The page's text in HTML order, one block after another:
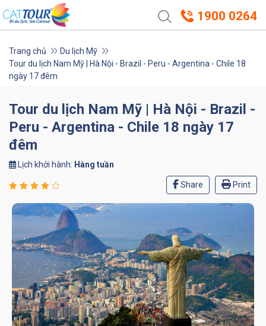
1900 0264
Trang chủ
Du lịch Mỹ
Tour du lịch Nam Mỹ | Hà Nội - Brazil - Peru - Argentina - Chile 18
ngày 17 đêm
Tour du lịch Nam Mỹ | Hà Nội - Brazil -
Peru - Argentina - Chile 18 ngày 17
đêm
Lịch khởi hành: Hàng tuần
Share Print